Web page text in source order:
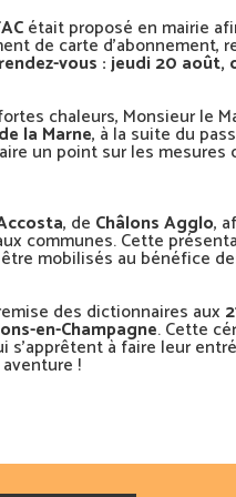
était proposé en mairie
de carte
vous : jeudi 20 août,
chaleurs, Monsieur le
la Marne, à la suite du
un point sur les
, de Châlons Agglo,
communes. Cette
mobilisés au bénéfice
des dictionnaires aux
en-Champagne. Cette
à faire leur
!